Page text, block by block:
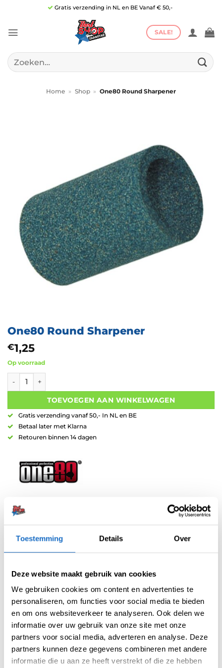
Toestemming Details Over
Deze website maakt gebruik van cookies
We gebruiken cookies om content en advertenties te
personaliseren, om functies voor social media te bieden
en om ons websiteverkeer te analyseren. Ook delen we
informatie over uw gebruik van onze site met onze
partners voor social media, adverteren en analyse. Deze
partners kunnen deze gegevens combineren met andere
informatie die u aan ze heeft verstrekt of die ze hebben
inhoud
Gratis verzending in NL en BE Vanaf € 50,-
SALE!
Zoeken
naar:
Home » Shop » One80 Round Sharpener
One80 Round Sharpener
€1,25
Op voorraad
One80 Round Sharpener aantal
TOEVOEGEN AAN WINKELWAGEN
Gratis verzending vanaf 50,- In NL en BE
Betaal later met Klarna
Retouren binnen 14 dagen
Artikelnummer:
BEOORDELINGEN (0)